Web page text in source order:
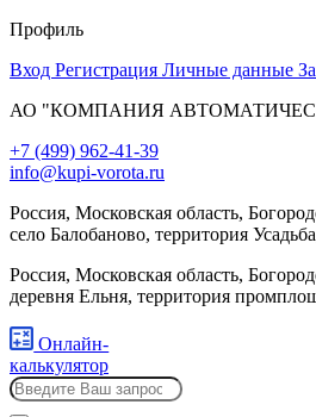
Профиль
Вход Регистрация Личные данные
АО "КОМПАНИЯ
+7 (499) 962-41-39
info@kupi-vorota.ru
Россия, Московская область,
село Балобаново, территория
Россия, Московская область,
деревня Ельня, территория
Онлайн-
калькулятор